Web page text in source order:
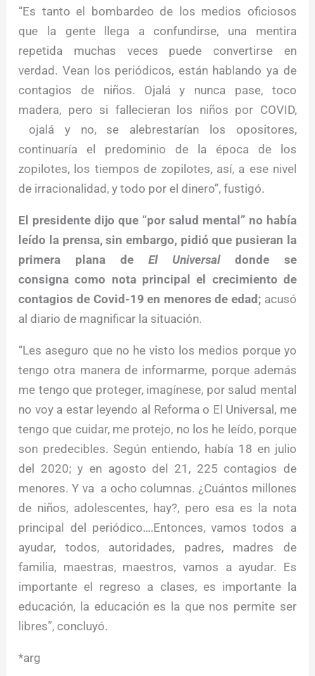
“Es tanto el bombardeo de los medios oficiosos
que la gente llega a confundirse, una mentira
repetida muchas veces puede convertirse en
verdad. Vean los periódicos, están hablando ya de
contagios de niños. Ojalá y nunca pase, toco
madera, pero si fallecieran los niños por COVID,
ojalá y no, se alebrestarían los opositores,
continuaría el predominio de la época de los
zopilotes, los tiempos de zopilotes, así, a ese nivel
de irracionalidad, y todo por el dinero”, fustigó.
El presidente dijo que “por salud mental” no había
leído la prensa, sin embargo, pidió que pusieran la
primera plana de El Universaldonde se
consigna como nota principal el crecimiento de
contagios de Covid-19 en menores de edad; acusó
al diario de magnificar la situación.
“Les aseguro que no he visto los medios porque yo
tengo otra manera de informarme, porque además
me tengo que proteger, imagínese, por salud mental
no voy a estar leyendo al Reforma o El Universal, me
tengo que cuidar, me protejo, no los he leído, porque
son predecibles. Según entiendo, había 18 en julio
del 2020; y en agosto del 21, 225 contagios de
menores. Y va a ocho columnas. ¿Cuántos millones
de niños, adolescentes, hay?, pero esa es la nota
principal del periódico….Entonces, vamos todos a
ayudar, todos, autoridades, padres, madres de
familia, maestras, maestros, vamos a ayudar. Es
importante el regreso a clases, es importante la
educación, la educación es la que nos permite ser
libres”, concluyó.
*arg